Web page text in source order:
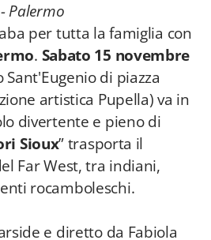
Palermo
per tutta la famiglia con
. Sabato 15 novembre
Sant'Eugenio di piazza
artistica Pupella) va in
divertente e pieno di
Sioux” trasporta il
Far West, tra indiani,
rocamboleschi.
e diretto da Fabiola